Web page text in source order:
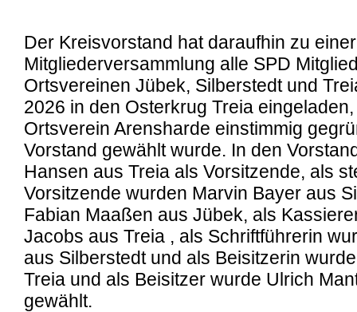
Der Kreisvorstand hat daraufhin zu einer
Mitgliederversammlung alle SPD
Ortsvereinen Jübek, Silberstedt und
2026 in den Osterkrug Treia
Ortsverein Arensharde einstimmig
Vorstand gewählt wurde. In den
Hansen aus Treia als Vorsitzende, als
Vorsitzende wurden Marvin Bayer aus
Fabian Maaßen aus Jübek, als
Jacobs aus Treia , als Schriftführerin
aus Silberstedt und als Beisitzerin
Treia und als Beisitzer wurde Ulrich
gewählt.